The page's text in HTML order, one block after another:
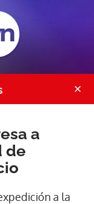
a
de
a la